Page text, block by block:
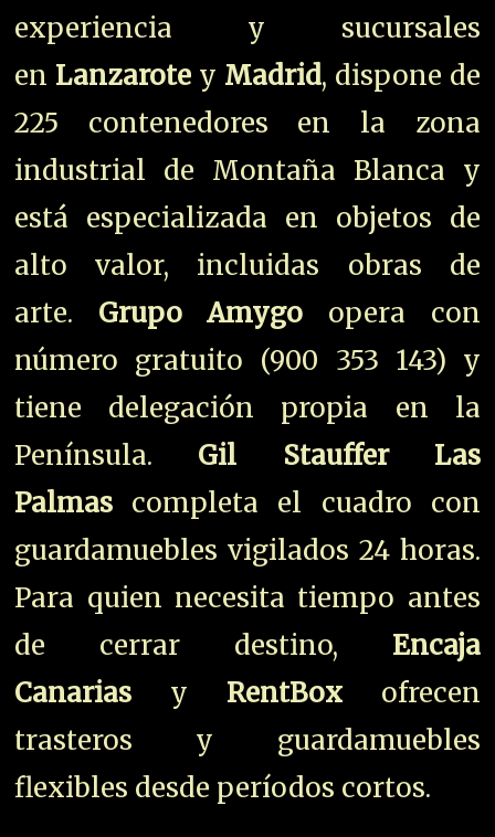
experiencia y sucursales
en Lanzarote y Madrid, dispone de
225 contenedores en la zona
industrial de Montaña Blanca y
está especializada en objetos de
alto valor, incluidas obras de
arte. Grupo Amygo opera con
número gratuito (900 353 143) y
tiene delegación propia en la
Península. Gil Stauffer Las
Palmas completa el cuadro con
guardamuebles vigilados 24 horas.
Para quien necesita tiempo antes
de cerrar destino, Encaja
Canarias y RentBoxofrecen
trasteros y guardamuebles
flexibles desde períodos cortos.